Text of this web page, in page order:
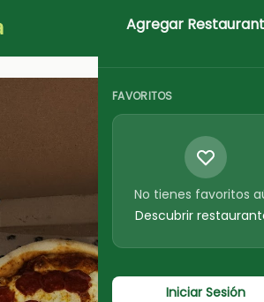
Iniciar Sesion
Agregar
FAVORITOS
No tienes favoritos
Descubrir
Iniciar Sesión